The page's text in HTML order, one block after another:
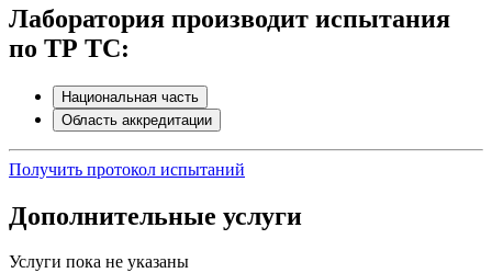
Лаборатория производит испытания
по ТР ТС:
Национальная часть
Область аккредитации
Получить протокол испытаний
Дополнительные услуги
Услуги пока не указаны